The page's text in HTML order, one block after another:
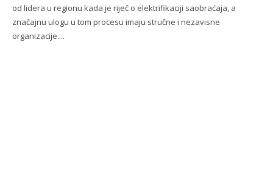
od lidera u regionu kada je riječ o elektrifikaciji saobraćaja, a
značajnu ulogu u tom procesu imaju stručne i nezavisne
organizacije....